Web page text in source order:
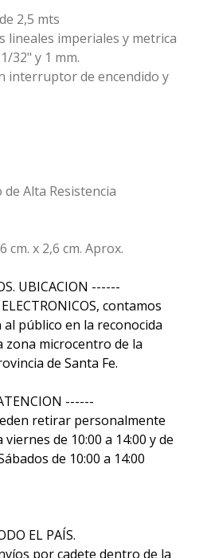
2,5 mts
lineales imperiales y metrica
32" y 1 mm.
interruptor de encendido y
de Alta Resistencia
cm. x 2,6 cm. Aprox.
UBICACION ------
contamos
público en la reconocida
zona microcentro de la
de Santa Fe.
------
retirar personalmente
de 10:00 a 14:00 y de
de 10:00 a 14:00
EL PAÍS.
por cadete dentro de la